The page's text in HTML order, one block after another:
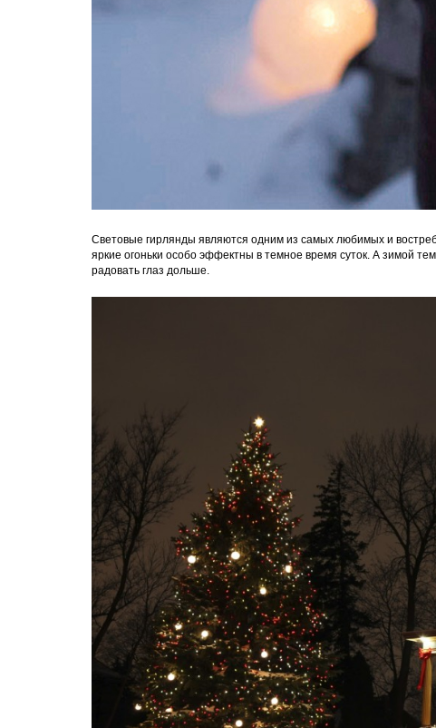
Световые гирлянды являются одним из самых любимых и
яркие огоньки особо эффектны в темное время суток. А зимой
радовать глаз дольше.